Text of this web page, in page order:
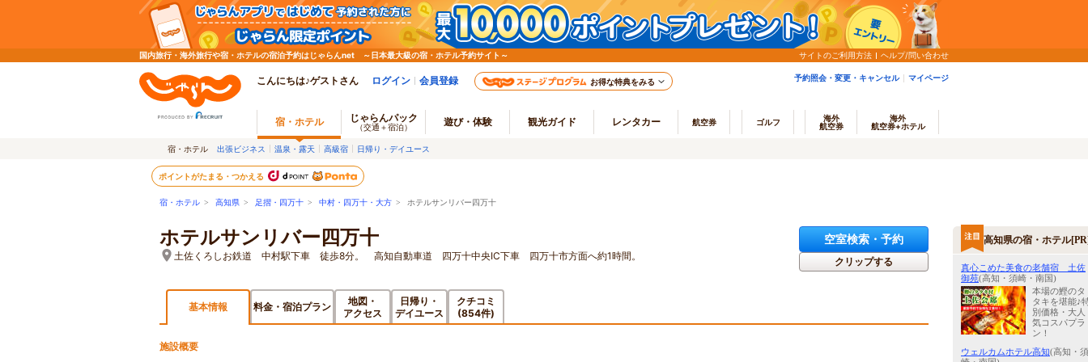
国内旅行・海外旅行や宿・ホテルの宿泊予約はじゃらんnet ～日本最大級の宿・ホテル予約サイト～ サイトのご利用方法 ヘルプ/問い合わせ
こんにちは♪ゲストさん ログイン 会員登録 お得な特典をみる 予約照会・変更・キャンセル マイページ
宿・ホテル じゃらんパック
（交通＋宿泊） 遊び・体験 観光ガイド レンタカー 航空券 ゴルフ
海外
航空券
海外
航空券+ホテル
宿・ホテル 出張ビジネス 温泉・露天 高級宿 日帰り・デイユース
ポイントがたまる・つかえる
宿・ホテル > 高知県 > 足摺・四万十 > 中村・四万十・大方 > ホテルサンリバー四万十
ホテルサンリバー四万十
土佐くろしお鉄道 中村駅下車 徒歩8分。 高知自動車道 四万十中央IC下車 四万十市方面へ約1時間。
空室検索・予約
クリップする
基本情報 料金・宿泊プラン
地図・
アクセス
日帰り・
デイユース
クチコミ
(854件)
施設概要
高知県の宿・ホテル
真心こめた美食の老舗宿 土佐
御苑(高知・須崎・南国)
本場の鰹のタ
タキを堪能♪
別価格・大人
気コスパプラ
ン！
ウェルカムホテル高知(高知・須